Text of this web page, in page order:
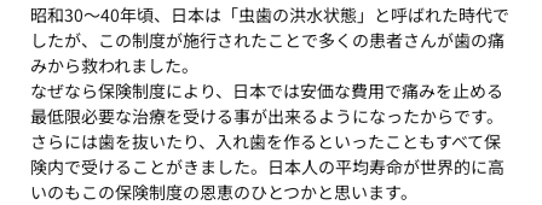
昭和30～40年頃、日本は「虫歯の洪水状態」と呼ばれた時代で
したが、この制度が施行されたことで多くの患者さんが歯の痛
みから救われました。
なぜなら保険制度により、日本では安価な費用で痛みを止める
最低限必要な治療を受ける事が出来るようになったからです。
さらには歯を抜いたり、入れ歯を作るといったこともすべて保
険内で受けることがきました。日本人の平均寿命が世界的に高
いのもこの保険制度の恩恵のひとつかと思います。